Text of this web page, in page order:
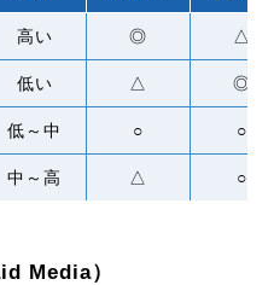
高い ◎ △
低い △ ◎
低～中 ○ ○
中～高 △ ○
Media）